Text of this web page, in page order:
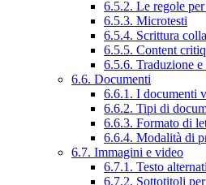
6.5.2. Le regole
6.5.3. Microtesti
6.5.4. Scrittura
6.5.5. Content
6.5.6. Traduzione
6.6. Documenti
6.6.1. I documenti
6.6.2. Tipi di
6.6.3. Formato di
6.6.4. Modalità di
6.7. Immagini e video
6.7.1. Testo
6.7.2. Sottotitoli